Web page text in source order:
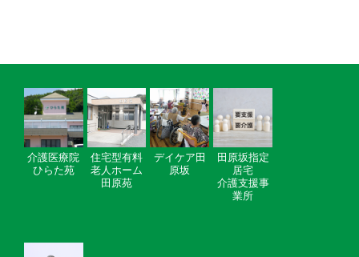
介護医療院
ひらた苑
住宅型有料
老人ホーム
田原苑
デイケア田
原坂
田原坂指定
居宅
介護支援事
業所